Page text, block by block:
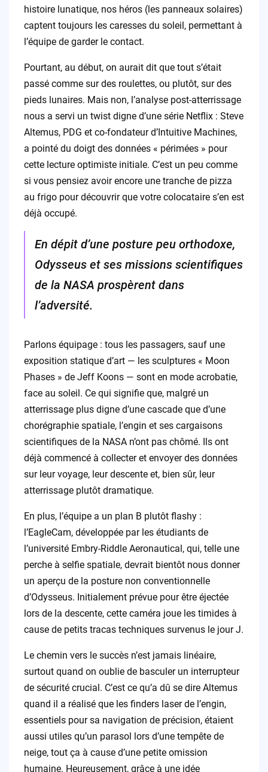
histoire lunatique, nos héros (les panneaux solaires)
captent toujours les caresses du soleil, permettant à
l’équipe de garder le contact.
Pourtant, au début, on aurait dit que tout s’était
passé comme sur des roulettes, ou plutôt, sur des
pieds lunaires. Mais non, l’analyse post-atterrissage
nous a servi un twist digne d’une série Netflix : Steve
Altemus, PDG et co-fondateur d’Intuitive Machines,
a pointé du doigt des données « périmées » pour
cette lecture optimiste initiale. C’est un peu comme
si vous pensiez avoir encore une tranche de pizza
au frigo pour découvrir que votre colocataire s’en est
déjà occupé.
En dépit d’une posture peu orthodoxe,
Odysseus et ses missions scientifiques
de la NASA prospèrent dans
l’adversité.
Parlons équipage : tous les passagers, sauf une
exposition statique d’art — les sculptures « Moon
Phases » de Jeff Koons — sont en mode acrobatie,
face au soleil. Ce qui signifie que, malgré un
atterrissage plus digne d’une cascade que d’une
chorégraphie spatiale, l’engin et ses cargaisons
scientifiques de la NASA n’ont pas chômé. Ils ont
déjà commencé à collecter et envoyer des données
sur leur voyage, leur descente et, bien sûr, leur
atterrissage plutôt dramatique.
En plus, l’équipe a un plan B plutôt flashy :
l’EagleCam, développée par les étudiants de
l’université Embry-Riddle Aeronautical, qui, telle une
perche à selfie spatiale, devrait bientôt nous donner
un aperçu de la posture non conventionnelle
d’Odysseus. Initialement prévue pour être éjectée
lors de la descente, cette caméra joue les timides à
cause de petits tracas techniques survenus le jour J.
Le chemin vers le succès n’est jamais linéaire,
surtout quand on oublie de basculer un interrupteur
de sécurité crucial. C’est ce qu’a dû se dire Altemus
quand il a réalisé que les finders laser de l’engin,
essentiels pour sa navigation de précision, étaient
aussi utiles qu’un parasol lors d’une tempête de
neige, tout ça à cause d’une petite omission
humaine. Heureusement, grâce à une idée